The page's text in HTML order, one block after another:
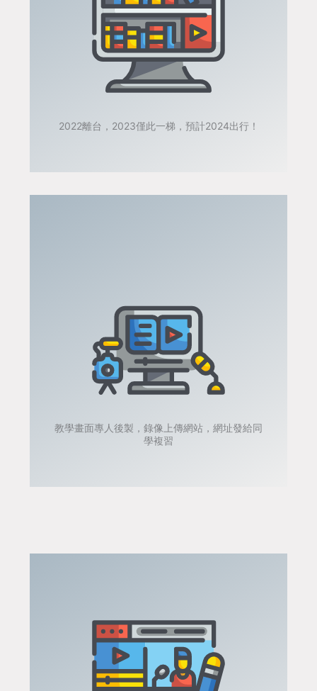
2022離台，2023僅此一梯，預計2024出行！
教學畫面專人後製，錄像上傳網站，網址發給同
學複習